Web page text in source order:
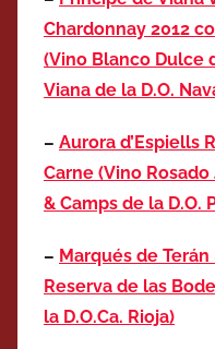
Chardonnay 2012
(Vino Blanco Dulce
Viana de la D.O.
– Aurora d’Espiells
Carne (Vino
& Camps de la D.O.
– Marqués de
Reserva de las
la D.O.Ca. Rioja)